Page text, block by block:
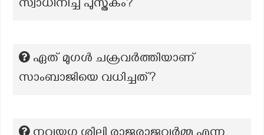
സ്വാധീനിച്ച പുസ്തകം?
ഏത് മുഗൾ ചക്രവർത്തിയാണ്
സാംബാജിയെ വധിച്ചത്?